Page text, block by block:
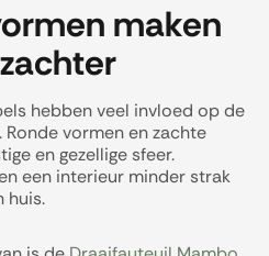
maken
hebben veel invloed op de
vormen en zachte
en gezellige sfeer.
een interieur minder strak
huis.